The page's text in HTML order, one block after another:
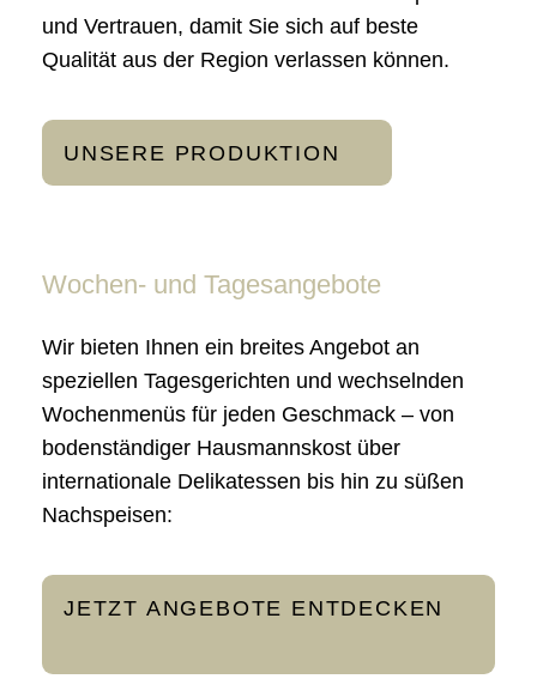
und Vertrauen, damit Sie sich auf beste
Qualität aus der Region verlassen können.
UNSERE PRODUKTION
Wochen- und Tagesangebote
Wir bieten Ihnen ein breites Angebot an
speziellen Tagesgerichten und wechselnden
Wochenmenüs für jeden Geschmack – von
bodenständiger Hausmannskost über
internationale Delikatessen bis hin zu süßen
Nachspeisen:
JETZT ANGEBOTE ENTDECKEN